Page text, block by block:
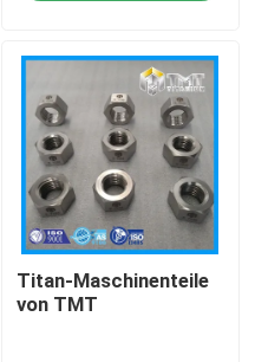
Titan-Maschinenteile
von TMT